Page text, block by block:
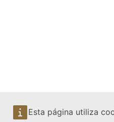
Esta página utiliza